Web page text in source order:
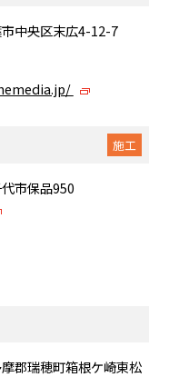
中央区末広4-12-7
施工
市保品950
郡瑞穂町箱根ケ崎東松